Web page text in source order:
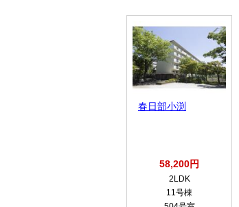
春日部小渕
58,200円
2LDK
11号棟